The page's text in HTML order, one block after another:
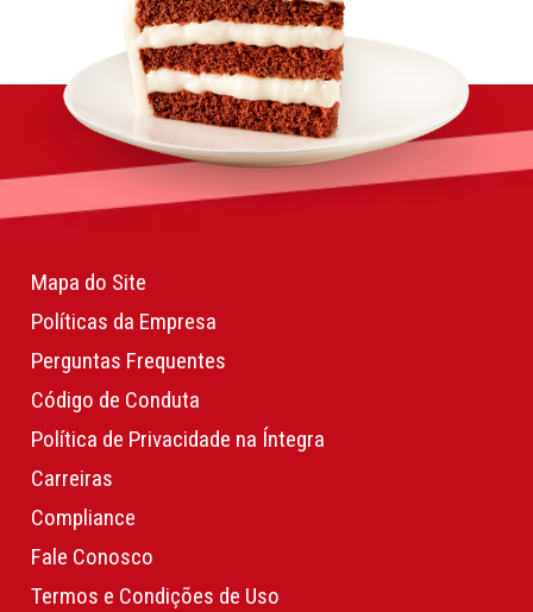
Mapa do Site
Políticas da Empresa
Perguntas Frequentes
Código de Conduta
Política de Privacidade na Íntegra
Carreiras
Compliance
Fale Conosco
Termos e Condições de Uso